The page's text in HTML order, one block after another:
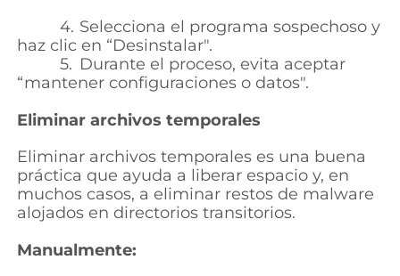
4. Selecciona el programa sospechoso y
haz clic en “Desinstalar".
5. Durante el proceso, evita aceptar
“mantener configuraciones o datos".
Eliminar archivos temporales
Eliminar archivos temporales es una buena
práctica que ayuda a liberar espacio y, en
muchos casos, a eliminar restos de malware
alojados en directorios transitorios.
Manualmente: